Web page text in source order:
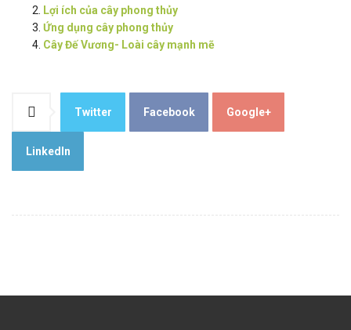
Lợi ích của cây phong thủy
Ứng dụng cây phong thủy
Cây Đế Vương- Loài cây mạnh mẽ
Twitter Facebook Google+
LinkedIn